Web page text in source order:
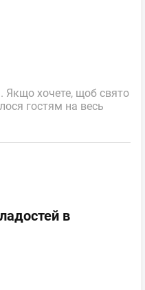
Якщо хочете, щоб свято
гостям на весь
в